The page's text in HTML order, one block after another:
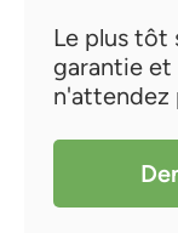
Le plus tôt
garantie et
n'attendez